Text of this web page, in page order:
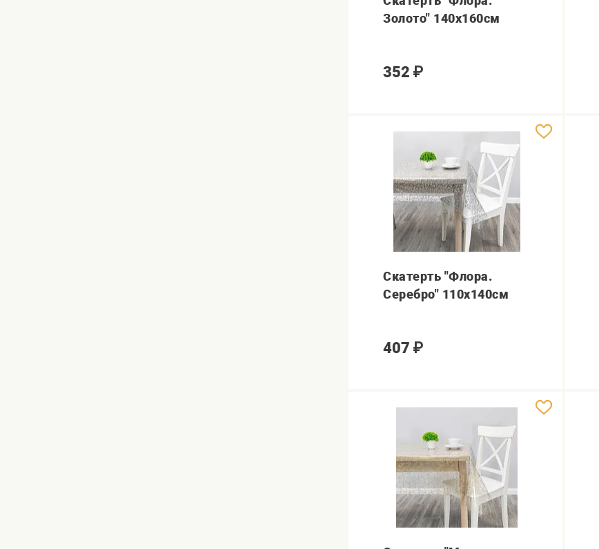
Золото" 140х160см
352 ₽
Скатерть "Флора.
Серебро" 110х140см
407 ₽